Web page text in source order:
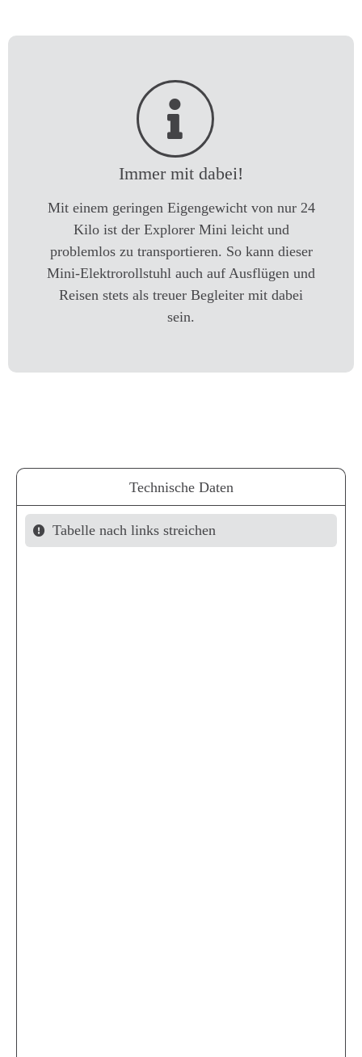
Immer mit dabei!
Mit einem geringen Eigengewicht von nur 24
Kilo ist der Explorer Mini leicht und
problemlos zu transportieren. So kann dieser
Mini-Elektrorollstuhl auch auf Ausflügen und
Reisen stets als treuer Begleiter mit dabei
sein.
Technische Daten
Tabelle nach links streichen